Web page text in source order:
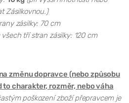
Zásilkovnou.)
zásilky: 70 cm
tří stran zásilky: 120 cm
změnu dopravce (nebo způsobu
charakter, rozměr, nebo váha
poškození zboží přepravcem je